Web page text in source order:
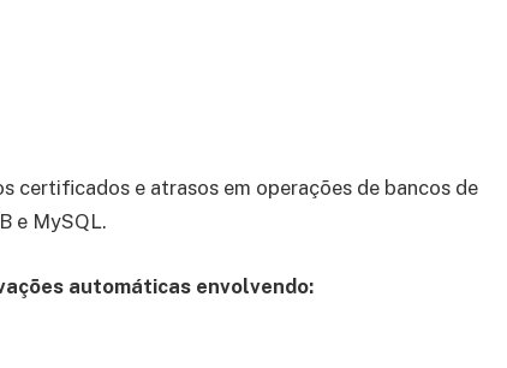
certificados e atrasos em operações de bancos de
e MySQL.
automáticas envolvendo: